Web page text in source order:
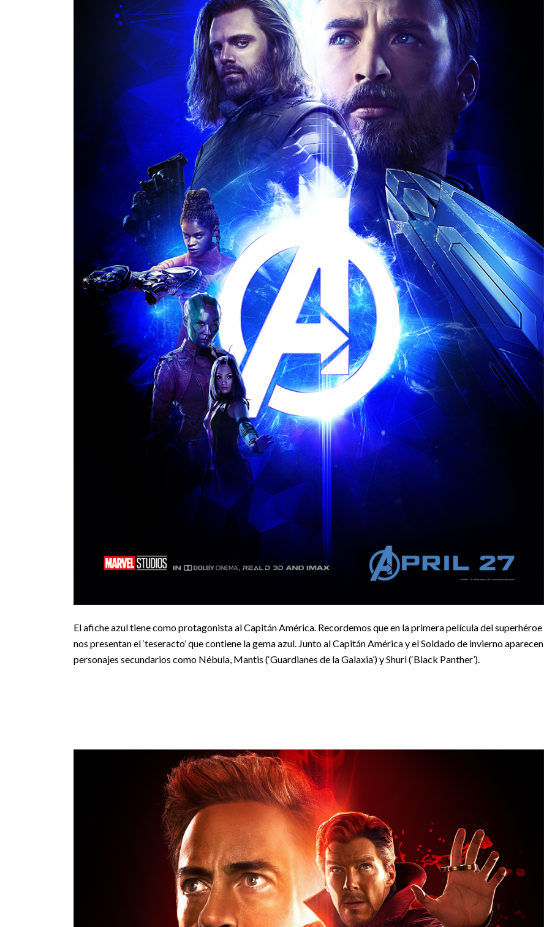
El afiche azul tiene como protagonista al Capitán América. Recordemos que en la primera película del superhéroe
nos presentan el ‘teseracto’ que contiene la gema azul. Junto al Capitán América y el Soldado de invierno aparecen
personajes secundarios como Nébula, Mantis (‘Guardianes de la Galaxia’) y Shuri (‘Black Panther’).